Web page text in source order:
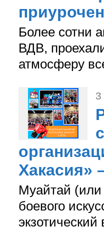
Более сотни
ВДВ,
атмосферу
3
Хакасия»
Муайтай (или
боевого